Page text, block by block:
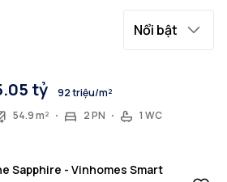
Nổi bật
tỷ
92 triệu/m²
54.9 m²
2 PN 1 WC
Sapphire - Vinhomes Smart